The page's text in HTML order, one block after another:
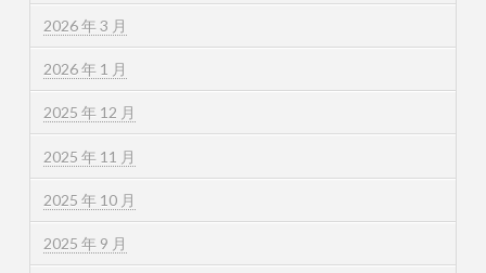
2026 年 3 月
2026 年 1 月
2025 年 12 月
2025 年 11 月
2025 年 10 月
2025 年 9 月